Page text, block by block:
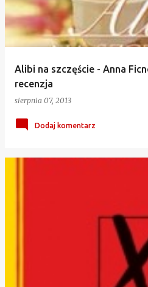
Alibi na szczęście - Anna
recenzja
sierpnia 07, 2013
Dodaj komentarz